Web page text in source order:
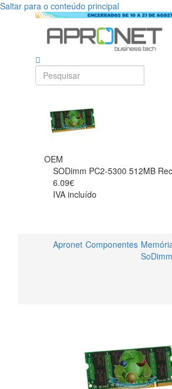
Saltar para o conteúdo principal
OEM
SODimm PC2-5300 512MB
6.09€
IVA incluído
Apronet Componentes
SoDimm